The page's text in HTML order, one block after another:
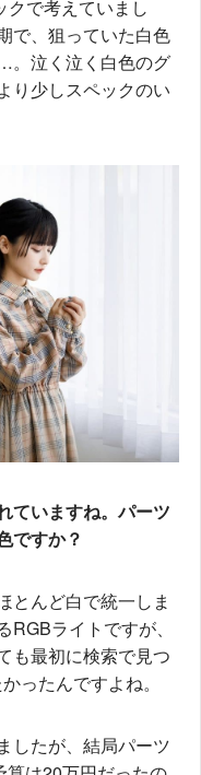
で考えていまし
で、狙っていた白色
泣く泣く白色のグ
り少しスペックのい
いますね。パーツ
ですか？
とんど白で統一しま
ライトですが、
も最初に検索で見つ
ったんですよね。
したが、結局パーツ